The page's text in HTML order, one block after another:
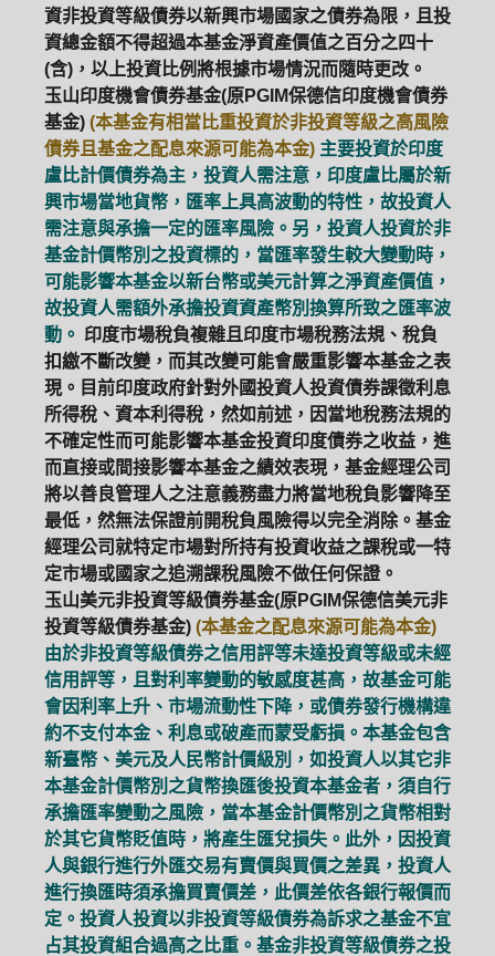
資非投資等級債券以新興市場國家之債券為限，且投
資總金額不得超過本基金淨資產價值之百分之四十
(含)，以上投資比例將根據市場情況而隨時更改。
玉山印度機會債券基金(原PGIM保德信印度機會債券
基金) (本基金有相當比重投資於非投資等級之高風險
債券且基金之配息來源可能為本金) 主要投資於印度
盧比計價債券為主，投資人需注意，印度盧比屬於新
興市場當地貨幣，匯率上具高波動的特性，故投資人
需注意與承擔一定的匯率風險。另，投資人投資於非
基金計價幣別之投資標的，當匯率發生較大變動時，
可能影響本基金以新台幣或美元計算之淨資產價值，
故投資人需額外承擔投資資產幣別換算所致之匯率波
動。 印度市場稅負複雜且印度市場稅務法規、稅負
扣繳不斷改變，而其改變可能會嚴重影響本基金之表
現。目前印度政府針對外國投資人投資債券課徵利息
所得稅、資本利得稅，然如前述，因當地稅務法規的
不確定性而可能影響本基金投資印度債券之收益，進
而直接或間接影響本基金之績效表現，基金經理公司
將以善良管理人之注意義務盡力將當地稅負影響降至
最低，然無法保證前開稅負風險得以完全消除。基金
經理公司就特定市場對所持有投資收益之課稅或一特
定市場或國家之追溯課稅風險不做任何保證。
玉山美元非投資等級債券基金(原PGIM保德信美元非
投資等級債券基金) (本基金之配息來源可能為本金)
由於非投資等級債券之信用評等未達投資等級或未經
信用評等，且對利率變動的敏感度甚高，故基金可能
會因利率上升、市場流動性下降，或債券發行機構違
約不支付本金、利息或破產而蒙受虧損。本基金包含
新臺幣、美元及人民幣計價級別，如投資人以其它非
本基金計價幣別之貨幣換匯後投資本基金者，須自行
承擔匯率變動之風險，當本基金計價幣別之貨幣相對
於其它貨幣貶值時，將產生匯兌損失。此外，因投資
人與銀行進行外匯交易有賣價與買價之差異，投資人
進行換匯時須承擔買賣價差，此價差依各銀行報價而
定。投資人投資以非投資等級債券為訴求之基金不宜
占其投資組合過高之比重。基金非投資等級債券之投